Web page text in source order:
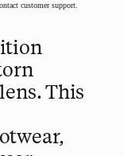
customer support.
This